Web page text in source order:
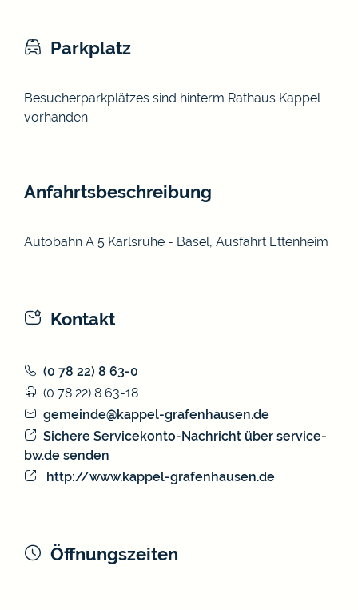
Parkplatz
Besucherparkplätzes sind hinterm Rathaus Kappel
vorhanden.
Anfahrtsbeschreibung
Autobahn A 5 Karlsruhe - Basel, Ausfahrt Ettenheim
Kontakt
(0 78 22) 8 63-0
(0 78 22) 8 63-18
gemeinde@kappel-grafenhausen.de
Sichere Servicekonto-Nachricht über service-
bw.de senden
http://www.kappel-grafenhausen.de
Öffnungszeiten